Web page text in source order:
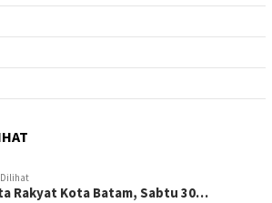
Dilihat
Rakyat Kota Batam, Sabtu 30…